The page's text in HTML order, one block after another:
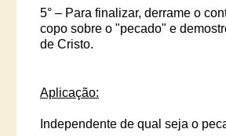
5° – Para finalizar, derrame o
copo sobre o "pecado" e
de Cristo.
Aplicação:
Independente de qual seja o